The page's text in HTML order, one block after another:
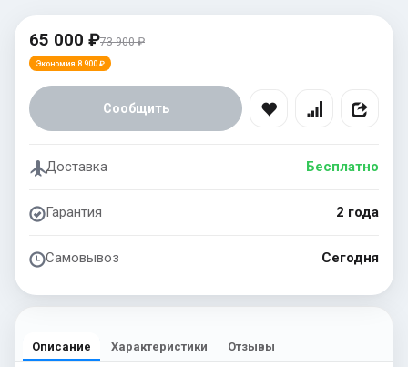
65 000 ₽73 900 ₽
Экономия 8 900 ₽
Сообщить
Доставка Бесплатно
Гарантия 2 года
Самовывоз Сегодня
Описание Характеристики Отзывы